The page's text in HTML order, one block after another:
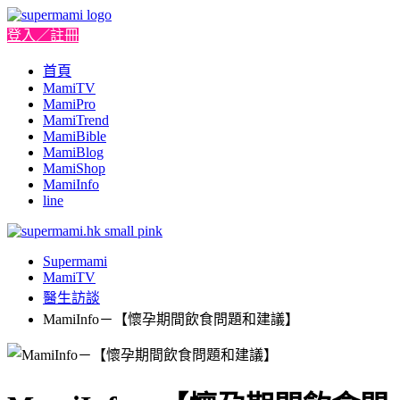
登入／註冊
首頁
MamiTV
MamiPro
MamiTrend
MamiBible
MamiBlog
MamiShop
MamiInfo
line
Supermami
MamiTV
醫生訪談
MamiInfo－【懷孕期間飲食問題和建議】